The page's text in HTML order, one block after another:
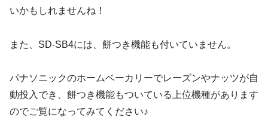
いかもしれませんね！
また、SD-SB4には、餅つき機能も付いていません。
パナソニックのホームベーカリーでレーズンやナッツが自
動投入でき、餅つき機能もついている上位機種があります
のでご覧になってみてください♪